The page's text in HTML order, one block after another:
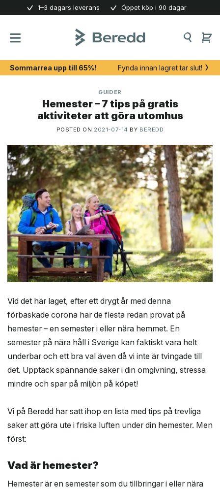
content
1–3 dagars leverans Öppet köp i 90 dagar
Sommarrea upp till 65%! Fynda innan lagret tar slut!
GUIDER
Hemester – 7 tips på gratis
aktiviteter att göra utomhus
POSTED ON 2021-07-14 BY BEREDD
Vid det här laget, efter ett drygt år med denna
förbaskade corona har de flesta redan provat på
hemester – en semester i eller nära hemmet. En
semester på nära håll i Sverige kan faktiskt vara helt
underbar och ett bra val även då vi inte är tvingade till
det. Upptäck spännande saker i din omgivning, stressa
mindre och spar på miljön på köpet!
Vi på Beredd har satt ihop en lista med tips på trevliga
saker att göra ute i friska luften under din hemester. Men
först:
Vad är hemester?
Hemester är en semester som du tillbringar i eller nära